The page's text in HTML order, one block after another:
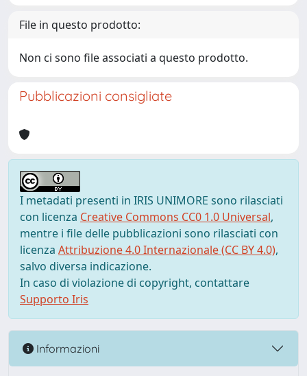
File in questo prodotto:
Non ci sono file associati a questo prodotto.
Pubblicazioni consigliate
I metadati presenti in IRIS UNIMORE sono rilasciati
con licenza Creative Commons CC0 1.0 Universal,
mentre i file delle pubblicazioni sono rilasciati con
licenza Attribuzione 4.0 Internazionale (CC BY 4.0),
salvo diversa indicazione.
In caso di violazione di copyright, contattare
Supporto Iris
Informazioni